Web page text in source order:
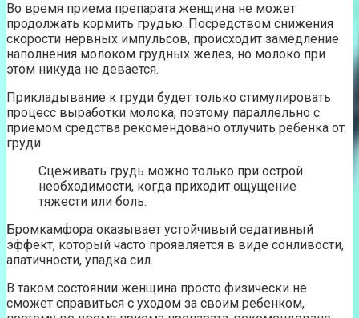
Во время приема препарата женщина не может
продолжать кормить грудью. Посредством снижения
скорости нервных импульсов, происходит замедление
наполнения молоком грудных желез, но молоко при
этом никуда не девается.
Прикладывание к груди будет только стимулировать
процесс выработки молока, поэтому параллельно с
приемом средства рекомендовано отлучить ребенка от
груди.
Сцеживать грудь можно только при острой
необходимости, когда приходит ощущение
тяжести или боль.
Бромкамфора оказывает устойчивый седативный
эффект, который часто проявляется в виде сонливости,
апатичности, упадка сил.
В таком состоянии женщина просто физически не
сможет справиться с уходом за своим ребенком,